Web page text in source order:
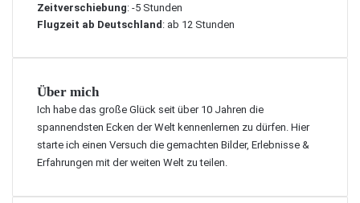
Zeitverschiebung: -5 Stunden
Flugzeit ab Deutschland : ab 12 Stunden
Über mich
Ich habe das große Glück seit über 10 Jahren die
spannendsten Ecken der Welt kennenlernen zu dürfen. Hier
starte ich einen Versuch die gemachten Bilder, Erlebnisse &
Erfahrungen mit der weiten Welt zu teilen.